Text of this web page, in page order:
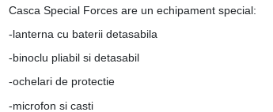
Casca Special Forces are un echipament special:
-lanterna cu baterii detasabila
-binoclu pliabil si detasabil
-ochelari de protectie
-microfon si casti